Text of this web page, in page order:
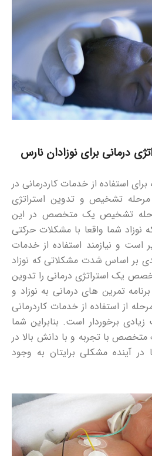
درمانی برای نوزادان نارس
استفاده از خدمات کاردرمانی در
مرحله تشخیص و تدوین استراتژی
تشخیص یک متخصص در این
شما واقعا با مشکلات حرکتی
است و نیازمند استفاده از خدمات
بر اساس شدت مشکلاتی که نوزاد
یک استراتژی درمانی را تدوین
تمرین های درمانی به نوزاد و
از استفاده از خدمات کاردرمانی
برخوردار است. بنابراین شما
متخصص با تجربه و با دانش بالا در
در آینده مشکلی برایتان به وجود